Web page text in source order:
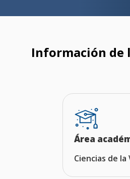
Información de
Área
Ciencias de la